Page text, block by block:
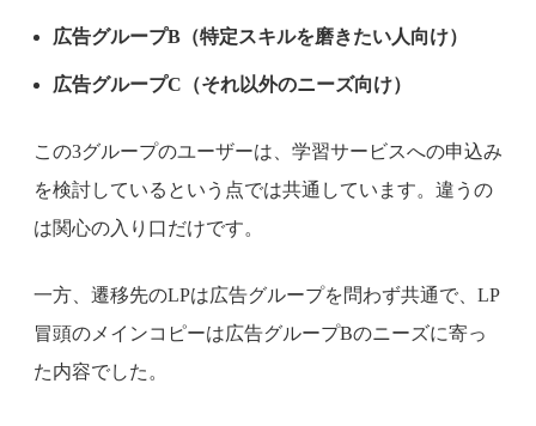
広告グループB（特定スキルを磨きたい人向け）
広告グループC（それ以外のニーズ向け）
この3グループのユーザーは、学習サービスへの申込み
を検討しているという点では共通しています。違うの
は関心の入り口だけです。
一方、遷移先のLPは広告グループを問わず共通で、LP
冒頭のメインコピーは広告グループBのニーズに寄っ
た内容でした。